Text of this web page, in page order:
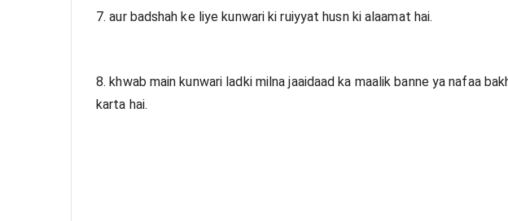
7. aur badshah ke liye kunwari ki ruiyyat husn ki alaamat hai.
8. khwab main kunwari ladki milna jaaidaad ka maalik banne ya nafaa
karta hai.